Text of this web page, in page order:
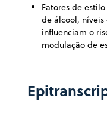
Fatores de
de álcool,
influenciam o
modulação de